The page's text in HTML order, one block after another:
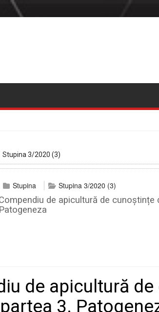
Stupina 3/2020 (3)
Stupina Stupina 3/2020 (3)
de apicultură de cunoștințe
Patogeneza
de apicultură
3.